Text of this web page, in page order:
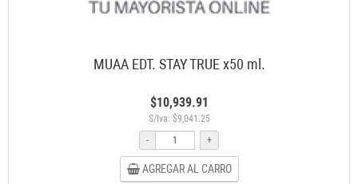
MUAA EDT. STAY TRUE x50 ml.
$10,939.91
S/Iva: $9,041.25
-
+
AGREGAR AL CARRO